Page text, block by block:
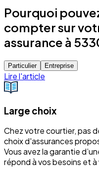
Pourquoi
compter sur
assurance à
Particulier Entreprise
Lire l'article
Large choix
Chez votre courtier, pas
choix d'assurances
Vous avez la garantie
répond à vos besoins et